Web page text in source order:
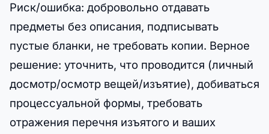
Риск/ошибка: добровольно отдавать
предметы без описания, подписывать
пустые бланки, не требовать копии. Верное
решение: уточнить, что проводится (личный
досмотр/осмотр вещей/изъятие), добиваться
процессуальной формы, требовать
отражения перечня изъятого и ваших